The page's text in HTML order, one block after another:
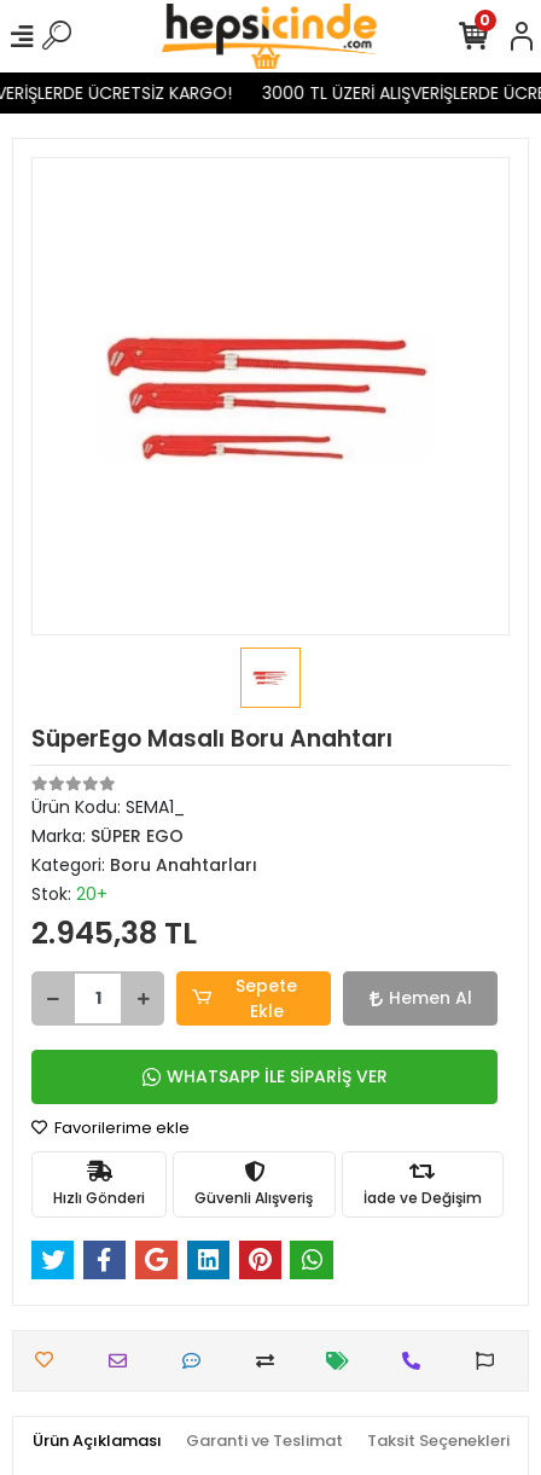
ÜCRETSİZ KARGO! 3000 TL ÜZERİ ALIŞVERİŞLERDE
0
SüperEgo Masalı Boru Anahtarı
Ürün Kodu: SEMA1_
Marka: SÜPER EGO
Kategori: Boru Anahtarları
Stok: 20+
2.945,38 TL
Sepete
Ekle
Hemen Al
WHATSAPP İLE SİPARİŞ VER
Favorilerime ekle
Hızlı Gönderi Güvenli Alışveriş İade ve Değişim
Ürün Açıklaması Garanti ve Teslimat Taksit Seçenekleri